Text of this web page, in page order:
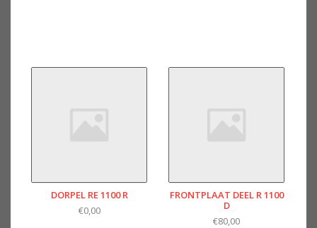
DORPEL RE 1100 R
€0,00
FRONTPLAAT DEEL R 1100
D
€80,00